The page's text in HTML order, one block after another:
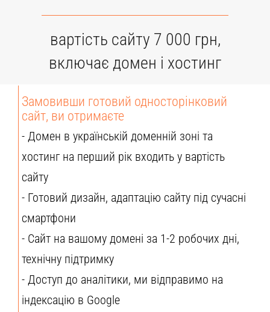
вартість сайту 7 000 грн,
включає домен і хостинг
Замовивши готовий односторінковий
сайт, ви отримаєте
- Домен в українській доменній зоні та
хостинг на перший рік входить у вартість
сайту
- Готовий дизайн, адаптацію сайту під сучасні
смартфони
- Сайт на вашому домені за 1-2 робочих дні,
технічну підтримку
- Доступ до аналітики, ми відправимо на
індексацію в Google